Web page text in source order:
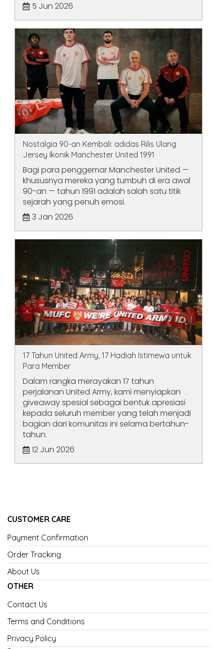
5 Jun 2026
Nostalgia 90-an Kembali: adidas Rilis Ulang
Jersey Ikonik Manchester United 1991
Bagi para penggemar Manchester United —
khususnya mereka yang tumbuh di era awal
90-an — tahun 1991 adalah salah satu titik
sejarah yang penuh emosi.
3 Jan 2026
17 Tahun United Army, 17 Hadiah Istimewa untuk
Para Member
Dalam rangka merayakan 17 tahun
perjalanan United Army, kami menyiapkan
giveaway spesial sebagai bentuk apresiasi
kepada seluruh member yang telah menjadi
bagian dari komunitas ini selama bertahun-
tahun.
12 Jun 2026
CUSTOMER CARE
Payment Confirmation
Order Tracking
About Us
OTHER
Contact Us
Terms and Conditions
Privacy Policy